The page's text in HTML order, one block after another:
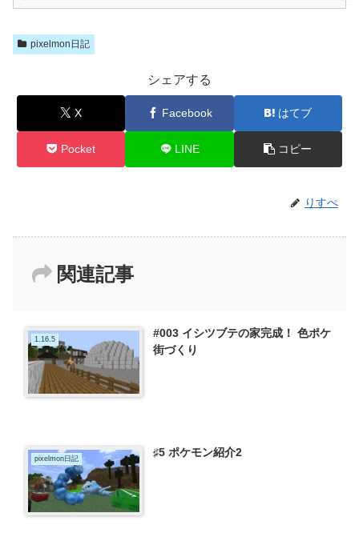
pixelmon日記
シェアする
X Facebook はてブ
Pocket LINE コピー
りすぺ
関連記事
1.16.5
#003 イシツブテの家完成！ 色ポケ
街づくり
pixelmon日記 ♯5 ポケモン紹介2